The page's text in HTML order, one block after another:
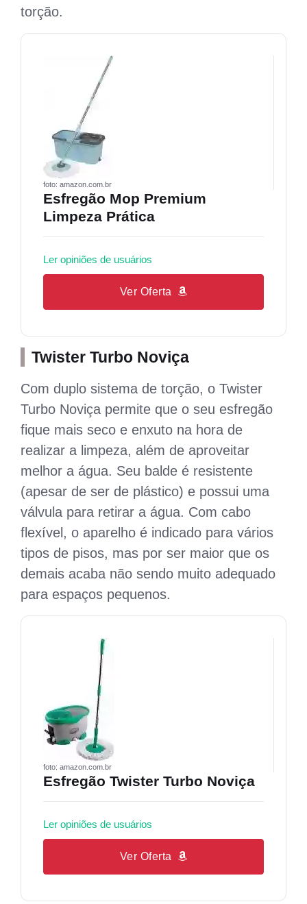
torção.
foto: amazon.com.br
Esfregão Mop Premium
Limpeza Prática
Ler opiniões de usuários
Ver Oferta
Twister Turbo Noviça
Com duplo sistema de torção, o Twister
Turbo Noviça permite que o seu esfregão
fique mais seco e enxuto na hora de
realizar a limpeza, além de aproveitar
melhor a água. Seu balde é resistente
(apesar de ser de plástico) e possui uma
válvula para retirar a água. Com cabo
flexível, o aparelho é indicado para vários
tipos de pisos, mas por ser maior que os
demais acaba não sendo muito adequado
para espaços pequenos.
foto: amazon.com.br
Esfregão Twister Turbo Noviça
Ler opiniões de usuários
Ver Oferta